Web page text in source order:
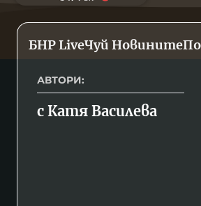
БНР LiveЧуй Новините
АВТОРИ:
с Катя Василева